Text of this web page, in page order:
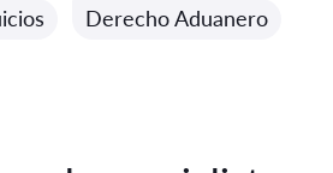
Derecho Aduanero